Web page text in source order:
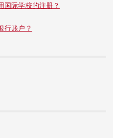
国际学校的注册？
行账户？